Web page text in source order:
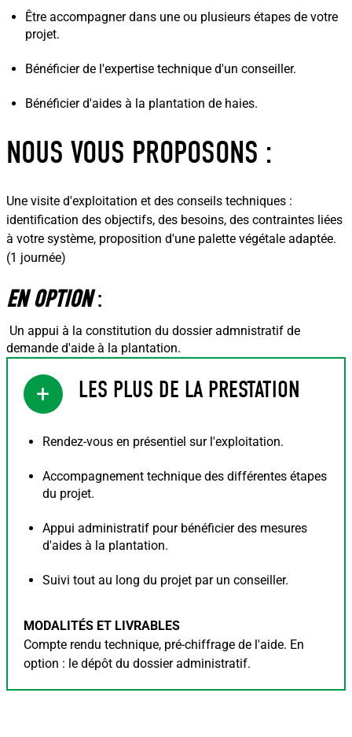
Être accompagner dans une ou plusieurs étapes de votre
projet.
Bénéficier de l'expertise technique d'un conseiller.
Bénéficier d'aides à la plantation de haies.
NOUS VOUS PROPOSONS :
Une visite d'exploitation et des conseils techniques :
identification des objectifs, des besoins, des contraintes liées
à votre système, proposition d'une palette végétale adaptée.
(1 journée)
EN OPTION:
Un appui à la constitution du dossier admnistratif de
demande d'aide à la plantation.
+ LES PLUS DE LA PRESTATION
Rendez-vous en présentiel sur l'exploitation.
Accompagnement technique des différentes étapes
du projet.
Appui administratif pour bénéficier des mesures
d'aides à la plantation.
Suivi tout au long du projet par un conseiller.
MODALITÉS ET LIVRABLES
Compte rendu technique, pré-chiffrage de l'aide. En
option : le dépôt du dossier administratif.